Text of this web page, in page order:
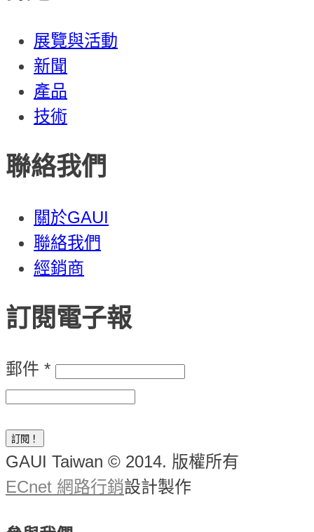
展覽與活動
新聞
產品
技術
聯絡我們
關於GAUI
聯絡我們
經銷商
訂閱電子報
郵件 *
GAUI Taiwan © 2014. 版權所有
ECnet 網路行銷設計製作